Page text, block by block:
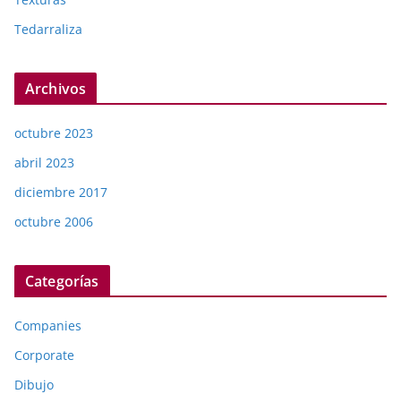
Tedarraliza
Archivos
octubre 2023
abril 2023
diciembre 2017
octubre 2006
Categorías
Companies
Corporate
Dibujo